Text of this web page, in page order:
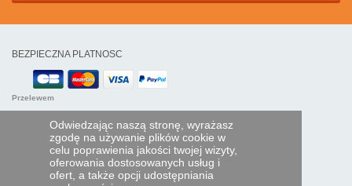
Odwiedzając naszą stronę, wyrażasz
zgodę na używanie plików cookie w
celu poprawienia jakości twojej wizyty,
oferowania dostosowanych usług i
ofert, a także opcji udostępniania
BEZPIECZNA PLATNOSC
Przelewem
POMOC I USŁUGI
Śledź swoje zamówienie
PILOTY EXPRESS